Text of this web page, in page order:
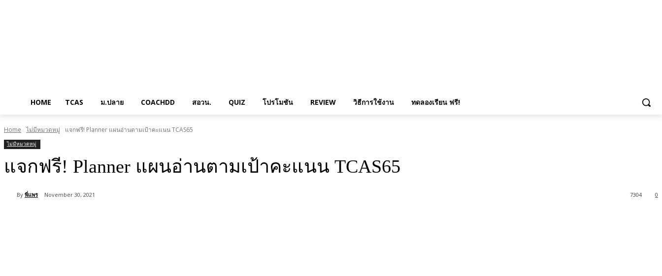
HOME TCAS ม.ปลาย COACHDD สอวน. QUIZ โปรโมชัน REVIEW วิธีการใช้งาน ทดลองเรียน ฟรี!
Home ไม่มีหมวดหมู่ แจกฟรี! Planner แผนอ่านตามเป้าคะแนน TCAS65
ไม่มีหมวดหมู่
แจกฟรี! Planner แผนอ่านตามเป้าคะแนน TCAS65
By พี่แพร November 30, 2021 0
7304